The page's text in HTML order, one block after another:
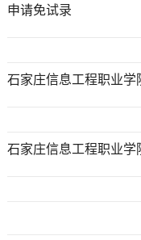
申请免试录
石家庄信息工程职业学
石家庄信息工程职业